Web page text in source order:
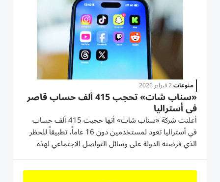
منوعات2 فبراير 2026
«سناب شات» تحجب 415 ألف حساب قاصر
في أستراليا
أعلنت شركة «سناب شات» أنها حجبت 415 ألف حساب
في أستراليا تعود لمستخدمين دون 16 عاماً، تطبيقاً للحظر
الذي فرضته الدولة على وسائل التواصل الاجتماعي لهذه
الفئة العمرية، لكنها حذّرت من أن بعض القاصرين قد يلتفّون
على تقنيات التحقق من العمر. ودعت المنصة السلطات